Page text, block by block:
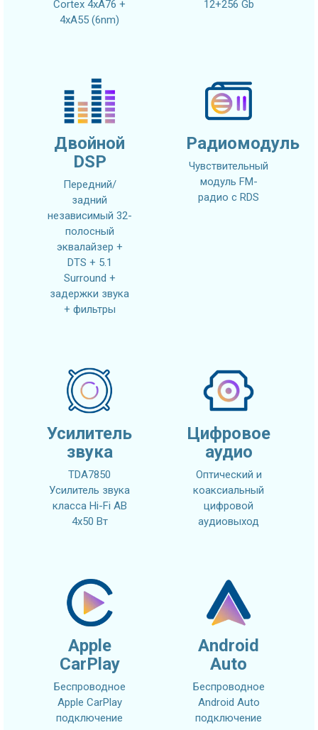
Cortex 4xA76 +
4xA55 (6nm)
12+256 Gb
Двойной
DSP
Передний/
задний
независимый 32-
полосный
эквалайзер +
DTS + 5.1
Surround +
задержки звука
+ фильтры
Радиомодуль
Чувствительный
модуль FM-
радио с RDS
Усилитель
звука
TDA7850
Усилитель звука
класса Hi-Fi AB
4x50 Вт
Цифровое
аудио
Оптический и
коаксиальный
цифровой
аудиовыход
Apple
CarPlay
Беспроводное
Apple CarPlay
подключение
Android
Auto
Беспроводное
Android Auto
подключение